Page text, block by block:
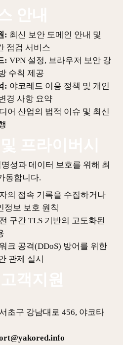
: 최신 보안 도메인 안내 및
점검 서비스
: VPN 설정, 브라우저 보안 강
수칙 제공
: 야코레드 이용 정책 및 개인
경 사항 요약
어 산업의 법적 이슈 및 최신
성과 데이터 보호를 위해 최
동합니다.
의 접속 기록을 수집하거나
정보 보호 원칙
전 구간 TLS 기반의 고도화된
크 공격(DDoS) 방어를 위한
관제 실시
초구 강남대로 456, 야코타